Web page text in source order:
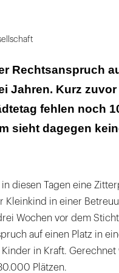
Rechtsanspruch
Jahren. Kurz
fehlen noch
sieht dagegen
diesen Tagen eine
Kleinkind in einer
Wochen vor dem
auf einen Platz in
in Kraft.
Plätzen.